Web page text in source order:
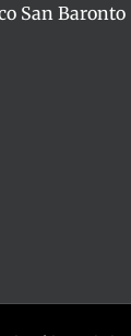
San Baronto